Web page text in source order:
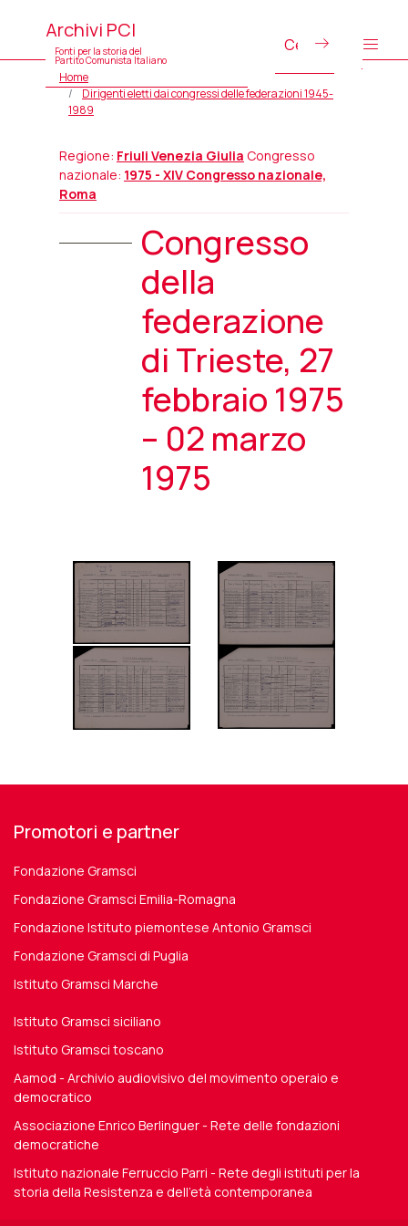
Archivi PCI
Fonti per la storia del
Partito Comunista Italiano
Home
Dirigenti eletti dai congressi delle federazioni 1945-
1989
Regione: Friuli Venezia Giulia Congresso
nazionale: 1975 - XIV Congresso nazionale,
Roma
Congresso
della
federazione
di Trieste, 27
febbraio 1975
– 02 marzo
1975
Promotori e partner
Fondazione Gramsci
Fondazione Gramsci Emilia-Romagna
Fondazione Istituto piemontese Antonio Gramsci
Fondazione Gramsci di Puglia
Istituto Gramsci Marche
Istituto Gramsci siciliano
Istituto Gramsci toscano
Aamod - Archivio audiovisivo del movimento operaio e
democratico
Associazione Enrico Berlinguer - Rete delle fondazioni
democratiche
Istituto nazionale Ferruccio Parri - Rete degli istituti per la
storia della Resistenza e dell'età contemporanea